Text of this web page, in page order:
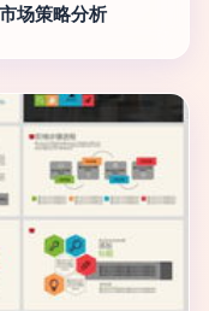
场策略分析